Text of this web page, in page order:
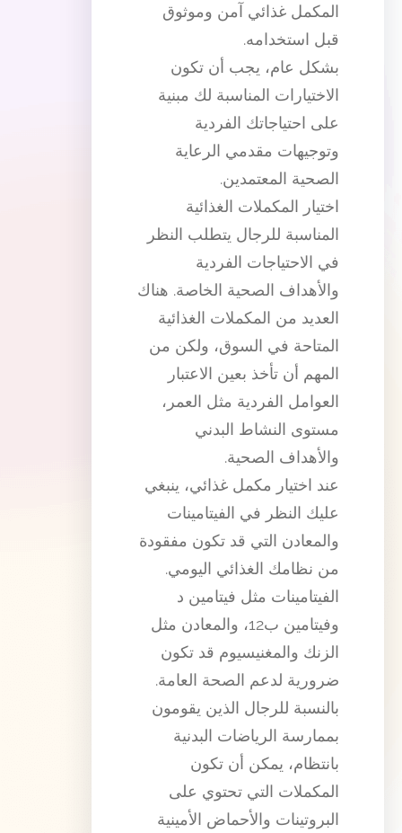
المكمل غذائي آمن وموثوق
قبل استخدامه.
بشكل عام، يجب أن تكون
الاختيارات المناسبة لك مبنية
على احتياجاتك الفردية
وتوجيهات مقدمي الرعاية
الصحية المعتمدين.
اختيار المكملات الغذائية
المناسبة للرجال يتطلب النظر
في الاحتياجات الفردية
والأهداف الصحية الخاصة. هناك
العديد من المكملات الغذائية
المتاحة في السوق، ولكن من
المهم أن تأخذ بعين الاعتبار
العوامل الفردية مثل العمر،
مستوى النشاط البدني
والأهداف الصحية.
عند اختيار مكمل غذائي، ينبغي
عليك النظر في الفيتامينات
والمعادن التي قد تكون مفقودة
من نظامك الغذائي اليومي.
الفيتامينات مثل فيتامين د
وفيتامين ب12، والمعادن مثل
الزنك والمغنيسيوم قد تكون
ضرورية لدعم الصحة العامة.
بالنسبة للرجال الذين يقومون
بممارسة الرياضات البدنية
بانتظام، يمكن أن تكون
المكملات التي تحتوي على
البروتينات والأحماض الأمينية